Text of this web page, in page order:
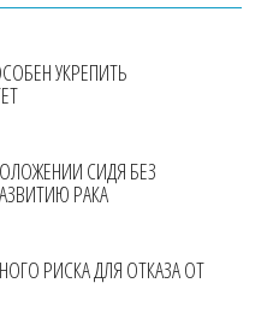
УКРЕПИТЬ
СИДЯ БЕЗ
РАКА
РИСКА ДЛЯ ОТКАЗА ОТ